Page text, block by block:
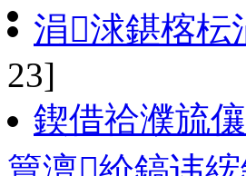
涓浗鍖楁
23]
鍥借祫濮旈